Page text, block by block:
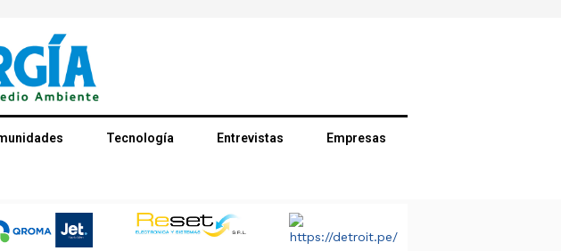
Tecnología Entrevistas Empresas